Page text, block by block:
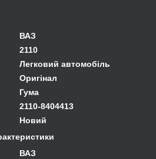
ВАЗ
2110
Легковий автомобіль
Оригінал
Гума
2110-8404413
Новий
ВАЗ